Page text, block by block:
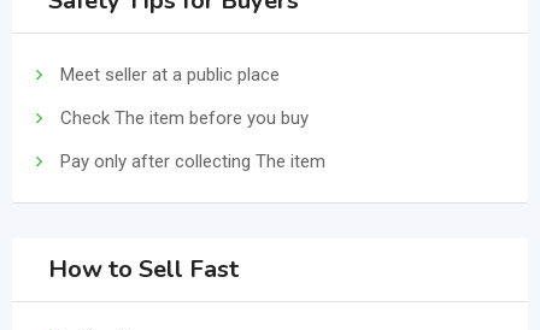
Meet seller at a public place
Check The item before you buy
Pay only after collecting The item
How to Sell Fast